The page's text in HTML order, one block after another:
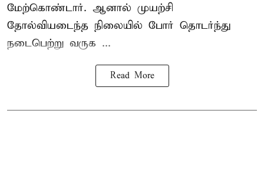
மேற்கொண்டார். ஆனால் முயற்சி
தோல்வியடைந்த நிலையில் போர் தொடர்ந்து
நடைபெற்று வருக ...
Read More